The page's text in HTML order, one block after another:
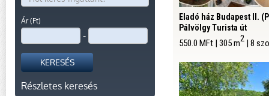
Ár (Ft)
-
KERESÉS
Részletes keresés
Eladó ház Budapest II.
Pálvölgy Turista út
550.0 MFt | 305 m2| 8